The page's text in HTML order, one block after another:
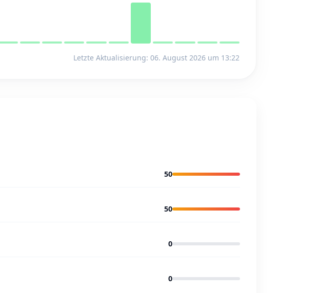
Letzte Aktualisierung: 06. August 2026 um 13:22
50
50
0
0